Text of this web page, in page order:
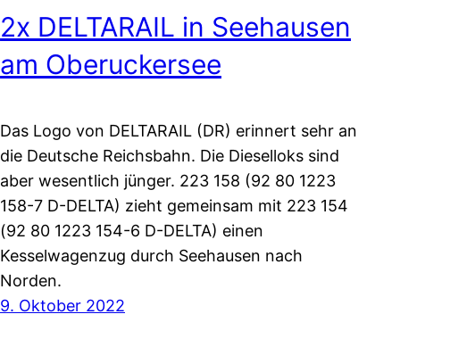
2x DELTARAIL in Seehausen
am Oberuckersee
Das Logo von DELTARAIL (DR) erinnert sehr an
die Deutsche Reichsbahn. Die Dieselloks sind
aber wesentlich jünger. 223 158 (92 80 1223
158-7 D-DELTA) zieht gemeinsam mit 223 154
(92 80 1223 154-6 D-DELTA) einen
Kesselwagenzug durch Seehausen nach
Norden.
9. Oktober 2022